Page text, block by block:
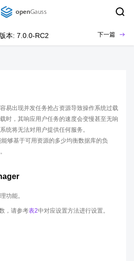
版本: 7.0.0-RC2 下一篇
易出现并发任务抢占资源导致操作系统过载
时，其响应用户任务的速度会变慢甚至无响
统将无法对用户提供任何服务。
够基于可用资源的多少均衡数据库的负
功能。
，请参考表2中对应设置方法进行设置。